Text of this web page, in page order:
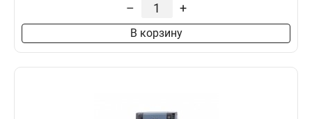
– +
В корзину